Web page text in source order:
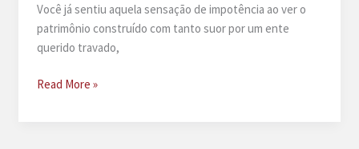
Você já sentiu aquela sensação de impotência ao ver o
patrimônio construído com tanto suor por um ente
querido travado,
Advogado
Read More »